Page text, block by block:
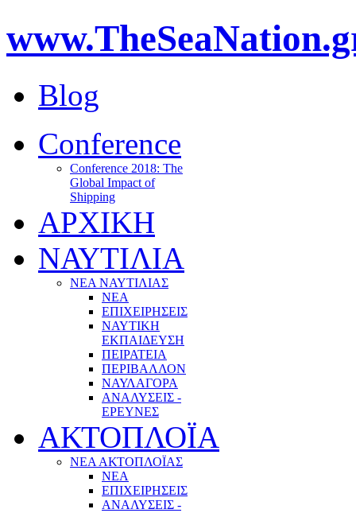
Blog
Conference
Conference 2018: The
Global Impact of
Shipping
ΑΡΧΙΚΗ
ΝΑΥΤΙΛΙΑ
ΝΕΑ ΝΑΥΤΙΛΙΑΣ
ΝΕΑ
ΕΠΙΧΕΙΡΗΣΕΙΣ
ΝΑΥΤΙΚΗ
ΕΚΠΑΙΔΕΥΣΗ
ΠΕΙΡΑΤΕΙΑ
ΠΕΡΙΒΑΛΛΟΝ
ΝΑΥΛΑΓΟΡΑ
ΑΝΑΛΥΣΕΙΣ -
ΕΡΕΥΝΕΣ
ΑΚΤΟΠΛΟΪΑ
ΝΕΑ ΑΚΤΟΠΛΟΪΑΣ
ΝΕΑ
ΕΠΙΧΕΙΡΗΣΕΙΣ
ΑΝΑΛΥΣΕΙΣ -